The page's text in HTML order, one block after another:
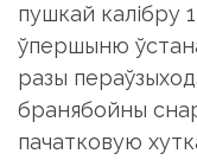
пушкай калібру
ўпершыню
разы
бранябойны
пачатковую